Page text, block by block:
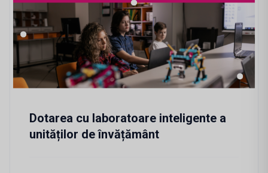
Dotarea cu laboratoare inteligente a
unităților de învățământ